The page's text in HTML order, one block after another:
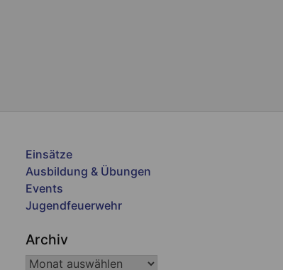
Einsätze
Ausbildung & Übungen
Events
Jugendfeuerwehr
Archiv